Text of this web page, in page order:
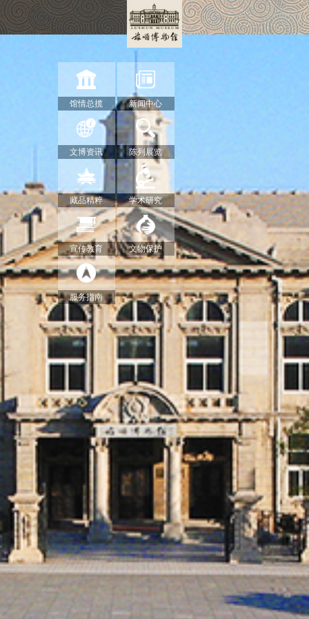
馆情总揽 新闻中心
文博资讯 陈列展览
藏品精粹 学术研究
宣传教育 文物保护
服务指南